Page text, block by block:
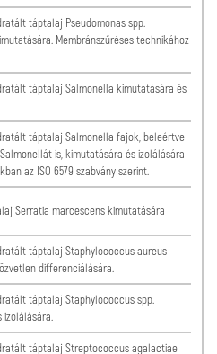
táptalaj Pseudomonas spp.
Membránszűréses technikához
táptalaj Salmonella kimutatására és
táptalaj Salmonella fajok, beleértve
is, kimutatására és izolálására
az ISO 6579 szabvány szerint.
Serratia marcescens kimutatására
táptalaj Staphylococcus aureus
differenciálására.
táptalaj Staphylococcus spp.
izolálására.
táptalaj Streptococcus agalactiae